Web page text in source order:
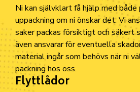
Ni kan självklartfå hjälp medbåde
uppackning om ni önskardet. Vians
sakerpackas försiktigtoch säkerts
även ansvararföreventuella skado
materialingårsom behövs närni vä
packning hos oss.
Flyttlådor